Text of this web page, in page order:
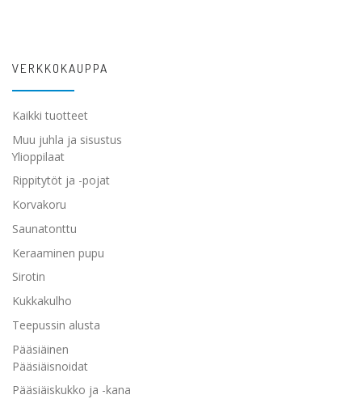
VERKKOKAUPPA
Kaikki tuotteet
Muu juhla ja sisustus
Ylioppilaat
Rippitytöt ja -pojat
Korvakoru
Saunatonttu
Keraaminen pupu
Sirotin
Kukkakulho
Teepussin alusta
Pääsiäinen
Pääsiäisnoidat
Pääsiäiskukko ja -kana